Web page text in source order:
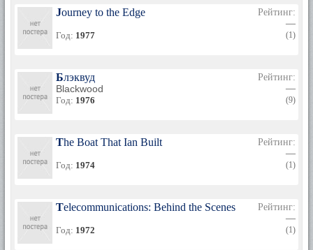
Journey to the Edge
Год: 1977
Рейтинг:
—
(1)
Блэквуд
Blackwood
Год: 1976
Рейтинг:
—
(9)
The Boat That Ian Built
Год: 1974
Рейтинг:
—
(1)
Telecommunications: Behind the Scenes
Год: 1972
Рейтинг:
—
(1)